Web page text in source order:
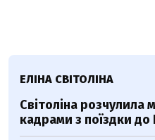
ЕЛІНА СВІТОЛІНА
Світоліна
кадрами з поїздки до